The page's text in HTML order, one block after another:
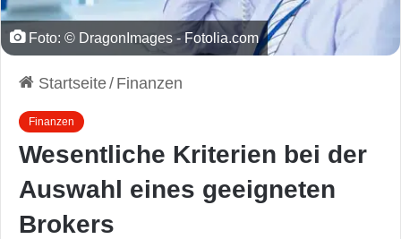
Foto: © DragonImages - Fotolia.com
Startseite/ Finanzen
Finanzen
Wesentliche Kriterien bei der
Auswahl eines geeigneten
Brokers